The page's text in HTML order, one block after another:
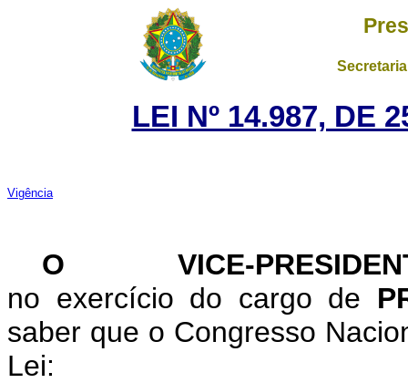
LEI Nº 14.987, DE
Vigência
O VICE-
no exercício do cargo de
saber que o Congresso
Lei: